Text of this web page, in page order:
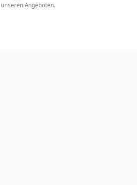
unseren Angeboten.